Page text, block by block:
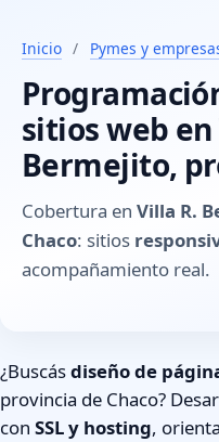
Inicio / Pymes y
sitios web en
Bermejito,
Cobertura en Villa R.
Chaco: sitios
acompañamiento real.
¿Buscásdiseño de
provincia de Chaco?
con SSL y hosting,